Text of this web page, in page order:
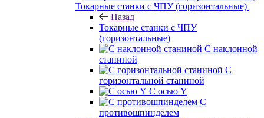
Токарные станки с ЧПУ (горизонтальные)
Назад
Токарные станки с ЧПУ
(горизонтальные)
С наклонной
станиной
С
горизонтальной станиной
С осью Y
С
противошпинделем